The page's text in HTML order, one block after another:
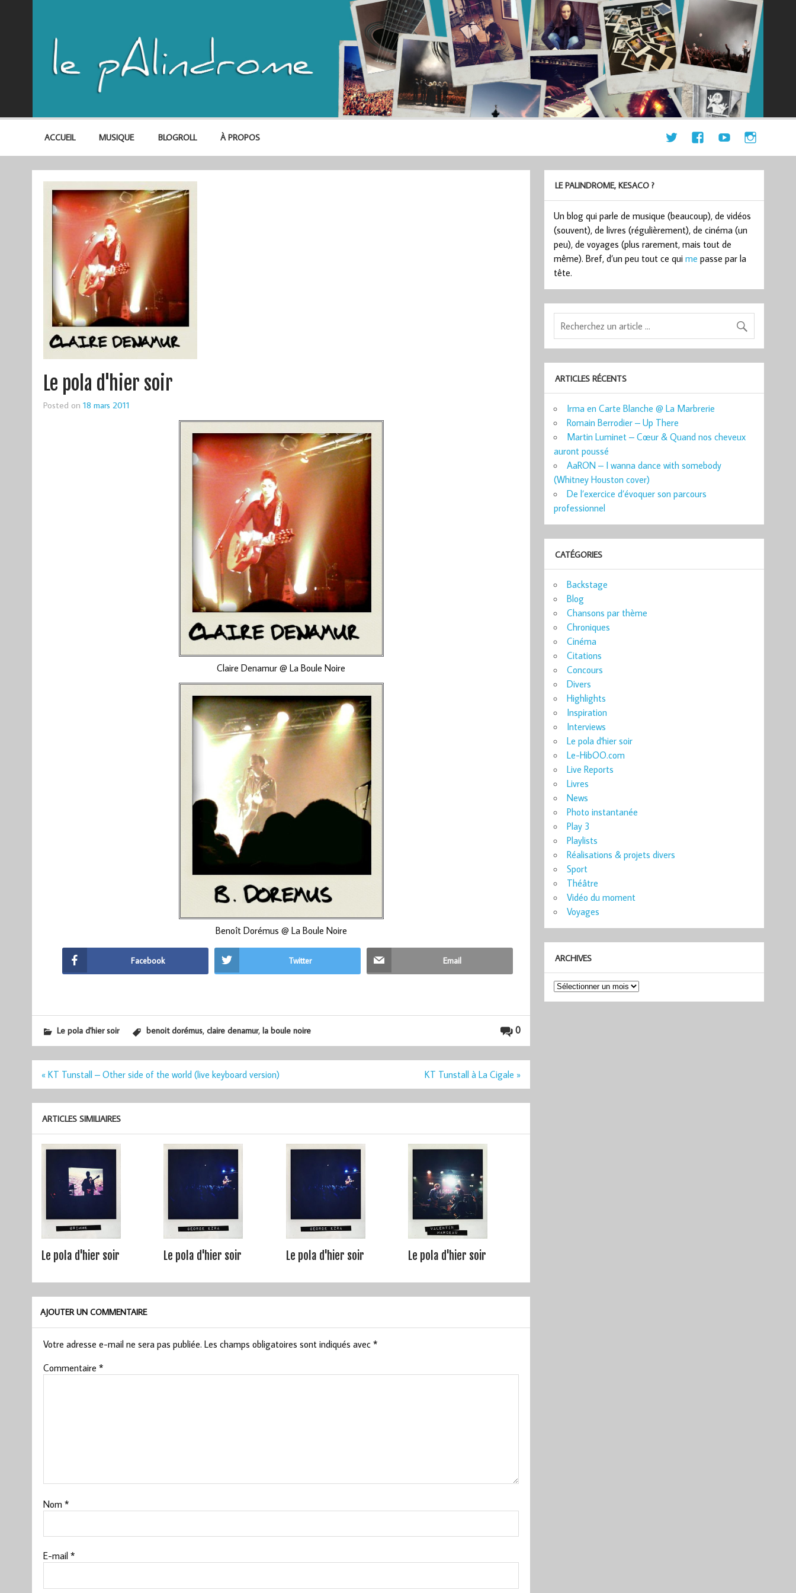
ACCUEIL MUSIQUE BLOGROLL À PROPOS
Le pola d'hier soir
Posted on 18 mars 2011
Claire Denamur @ La Boule Noire
Benoît Dorémus @ La Boule Noire
Facebook Twitter Email
0
Le pola d'hier soir benoit dorémus, claire denamur, la boule noire
Navigation
« KT Tunstall – Other side of the world (live keyboard version) KT Tunstall à La Cigale »
ARTICLES SIMILIAIRES
Le pola d'hier soir Le pola d'hier soir Le pola d'hier soir Le pola d'hier soir
AJOUTER UN COMMENTAIRE
Votre adresse e-mail ne sera pas publiée. Les champs obligatoires sont indiqués avec *
Commentaire *
Nom *
E-mail *
LE PALINDROME, KESACO ?
Un blog qui parle de musique (beaucoup), de vidéos
(souvent), de livres (régulièrement), de cinéma (un
peu), de voyages (plus rarement, mais tout de
même). Bref, d’un peu tout ce quime passe par la
tête.
ARTICLES RÉCENTS
Irma en Carte Blanche @ La Marbrerie
Romain Berrodier – Up There
Martin Luminet – Cœur & Quand nos cheveux
auront poussé
AaRON – I wanna dance with somebody
(Whitney Houston cover)
De l’exercice d’évoquer son parcours
professionnel
CATÉGORIES
Backstage
Blog
Chansons par thème
Chroniques
Cinéma
Citations
Concours
Divers
Highlights
Inspiration
Interviews
Le pola d'hier soir
Le-HibOO.com
Live Reports
Livres
News
Photo instantanée
Play 3
Playlists
Réalisations & projets divers
Sport
Théâtre
Vidéo du moment
Voyages
ARCHIVES
Archives